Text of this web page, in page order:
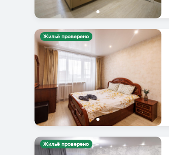
Жильё проверено
Жильё проверено